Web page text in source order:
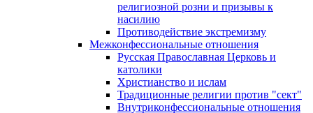
религиозной розни и призывы к
насилию
Противодействие экстремизму
Межконфессиональные отношения
Русская Православная Церковь и
католики
Христианство и ислам
Традиционные религии против "сект"
Внутриконфессиональные отношения